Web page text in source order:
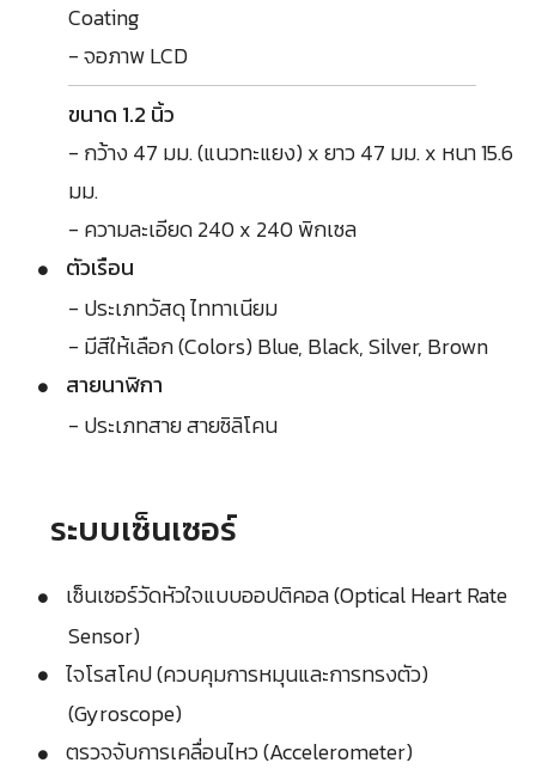
Coating
- จอภาพ LCD
ขนาด 1.2 นิ้ว
- กว้าง 47 มม. (แนวทะแยง) x ยาว 47 มม. x หนา 15.6
มม.
- ความละเอียด 240 x 240 พิกเซล
ตัวเรือน
- ประเภทวัสดุ ไททาเนียม
- มีสีให้เลือก (Colors) Blue, Black, Silver, Brown
สายนาฬิกา
- ประเภทสาย สายซิลิโคน
ระบบเซ็นเซอร์
เซ็นเซอร์วัดหัวใจแบบออปติคอล (Optical Heart Rate
Sensor)
ไจโรสโคป (ควบคุมการหมุนและการทรงตัว)
(Gyroscope)
ตรวจจับการเคลื่อนไหว (Accelerometer)